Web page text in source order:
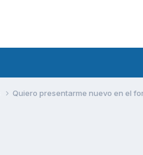
Quiero presentarme nuevo en el